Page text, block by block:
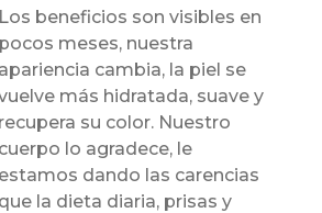
Los beneficios son visibles en
pocos meses, nuestra
apariencia cambia, la piel se
más hidratada, suave y
recupera su color. Nuestro
cuerpo lo agradece, le
estamos dando las carencias
que la dieta diaria, prisas y